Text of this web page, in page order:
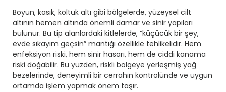
Boyun, kasık, koltuk altı gibi bölgelerde, yüzeysel cilt
altının hemen altında önemli damar ve sinir yapıları
bulunur. Bu tip alanlardaki kitlelerde, “küçücük bir şey,
evde sıkayım geçsin” mantığı özellikle tehlikelidir. Hem
enfeksiyon riski, hem sinir hasarı, hem de ciddi kanama
riski doğabilir. Bu yüzden, riskli bölgeye yerleşmiş yağ
bezelerinde, deneyimli bir cerrahın kontrolünde ve uygun
ortamda işlem yapmak önem taşır.